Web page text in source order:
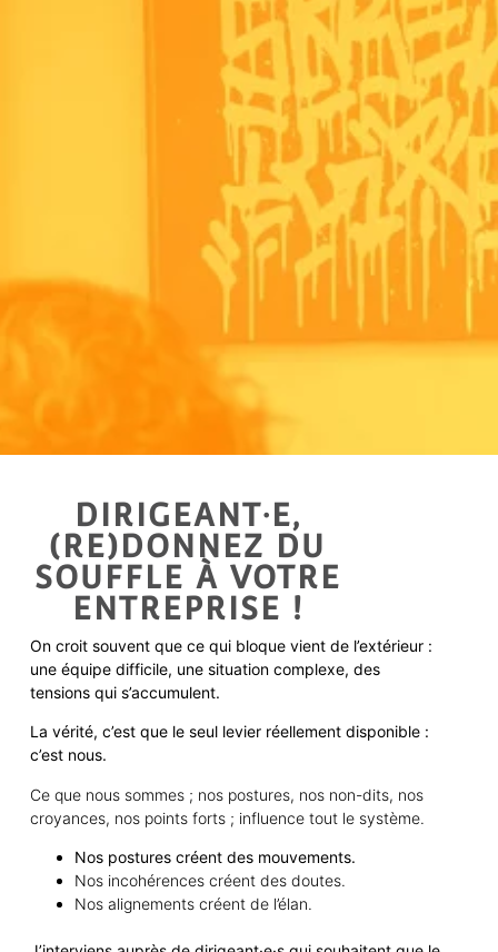
DIRIGEANT·E,
(RE)DONNEZ DU
SOUFFLE À VOTRE
ENTREPRISE !
On croit souvent que ce qui bloque vient de l’extérieur :
une équipe difficile, une situation complexe, des
tensions qui s’accumulent.
La vérité, c’est que le seul levier réellement disponible :
c’est nous.
Ce que nous sommes ; nos postures, nos non-dits, nos
croyances, nos points forts ; influence tout le système.
Nos postures créent des mouvements.
Nos incohérences créent des doutes.
Nos alignements créent de l’élan.